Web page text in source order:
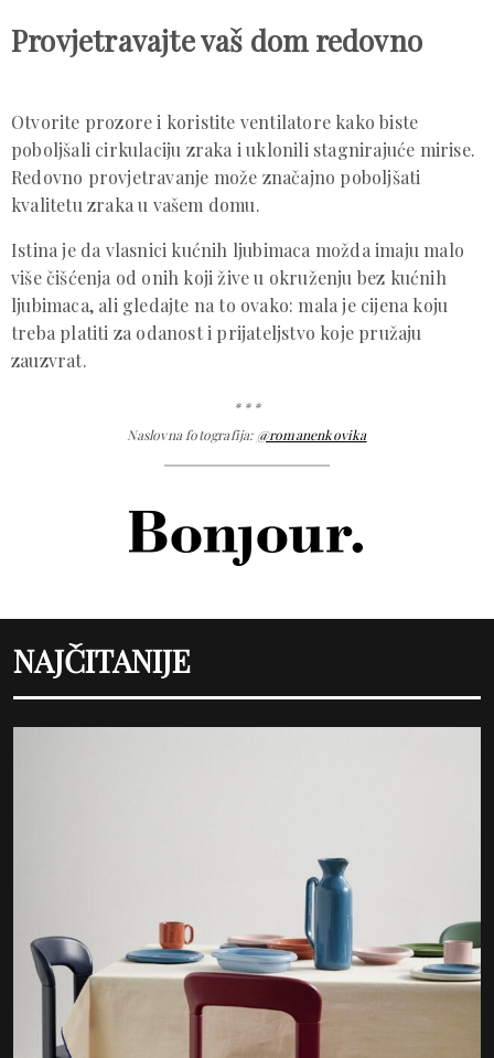
Provjetravajte vaš dom redovno
Otvorite prozore i koristite ventilatore kako biste
poboljšali cirkulaciju zraka i uklonili stagnirajuće mirise.
Redovno provjetravanje može značajno poboljšati
kvalitetu zraka u vašem domu.
Istina je da vlasnici kućnih ljubimaca možda imaju malo
više čišćenja od onih koji žive u okruženju bez kućnih
ljubimaca, ali gledajte na to ovako: mala je cijena koju
treba platiti za odanost i prijateljstvo koje pružaju
zauzvrat.
* * *
Naslovna fotografija:@romanenkovika
NAJČITANIJE